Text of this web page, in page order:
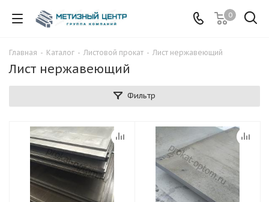
0
Главная - Каталог - Листовой прокат - Лист нержавеющий
Лист нержавеющий
Фильтр